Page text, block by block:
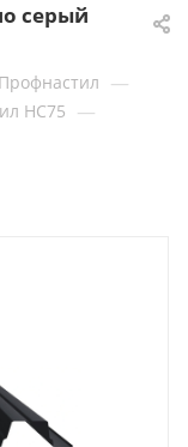
серый
Профнастил —
НС75 —